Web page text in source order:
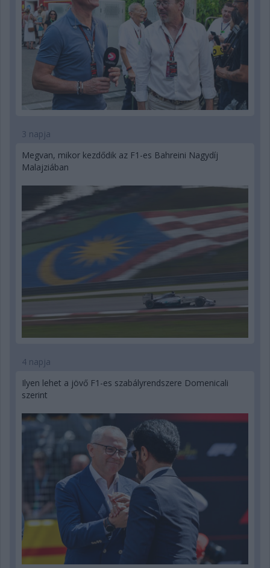
3 napja
Megvan, mikor kezdődik az F1-es Bahreini Nagydíj
Malajziában
4 napja
Ilyen lehet a jövő F1-es szabályrendszere Domenicali
szerint